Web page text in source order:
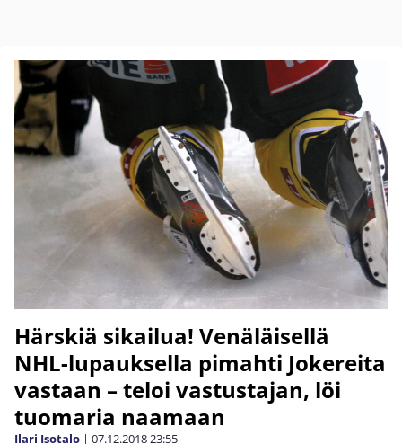
Härskiä sikailua! Venäläisellä
NHL-lupauksella pimahti Jokereita
vastaan – teloi vastustajan, löi
tuomaria naamaan
Ilari Isotalo | 07.12.201823:55